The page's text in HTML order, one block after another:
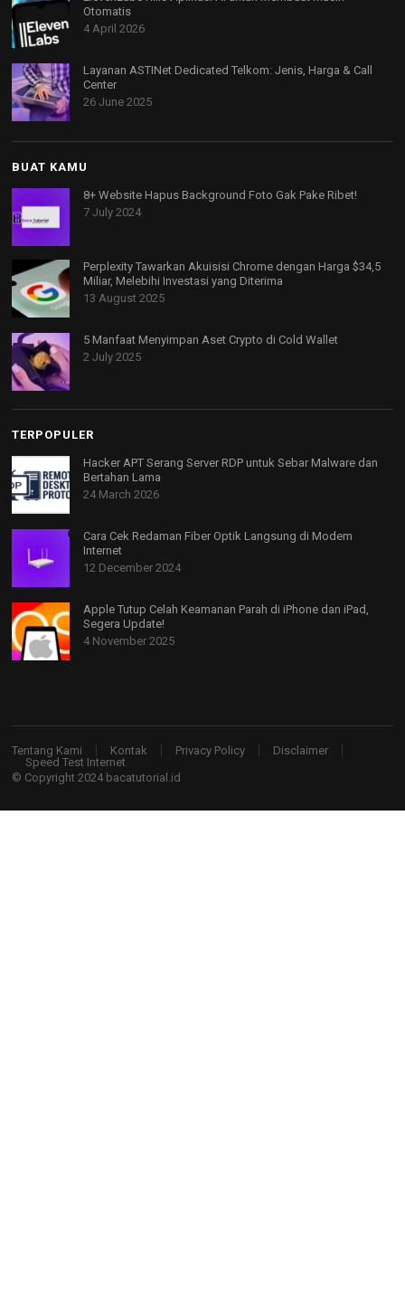
Otomatis
4 April 2026
Layanan ASTINet Dedicated Telkom: Jenis, Harga & Call
Center
26 June 2025
BUAT KAMU
8+ Website Hapus Background Foto Gak Pake Ribet!
7 July 2024
Perplexity Tawarkan Akuisisi Chrome dengan Harga $34,5
Miliar, Melebihi Investasi yang Diterima
13 August 2025
5 Manfaat Menyimpan Aset Crypto di Cold Wallet
2 July 2025
TERPOPULER
Hacker APT Serang Server RDP untuk Sebar Malware dan
Bertahan Lama
24 March 2026
Cara Cek Redaman Fiber Optik Langsung di Modem
Internet
12 December 2024
Apple Tutup Celah Keamanan Parah di iPhone dan iPad,
Segera Update!
4 November 2025
Tentang Kami Kontak Privacy Policy
Disclaimer
Speed Test Internet
© Copyright 2024 bacatutorial.id